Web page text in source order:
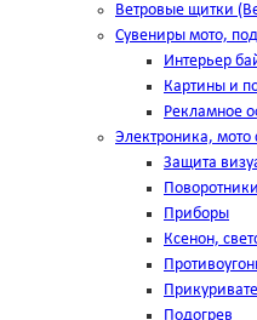
Ветровые щитки
Сувениры мото,
Интерьер
Картины и
Рекламное
Электроника, мото
Защита
Приборы
Ксенон,
Подогрев